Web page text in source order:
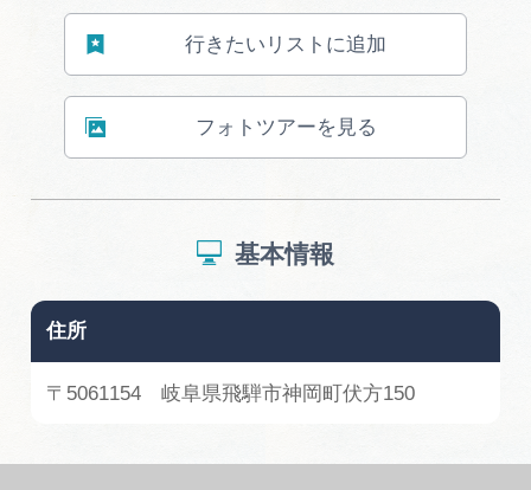
サイトポリシー
行きたいリストに追加
フォトツアーを見る
基本情報
住所
〒5061154 岐阜県飛騨市神岡町伏方150